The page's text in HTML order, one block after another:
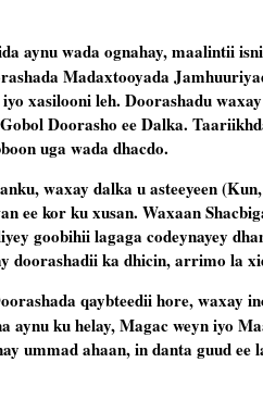
aynu wada ognahay, maalintii
Madaxtooyada
xasilooni leh. Doorashadu
Doorasho ee Dalka.
uga wada dhacdo.
waxay dalka u asteeyeen
ee kor ku xusan. Waxaan
goobihii lagaga codeynayey
doorashadii ka dhicin, arrimo la
qaybteedii hore, waxay
aynu ku helay, Magac weyn iyo
ummad ahaan, in danta guud